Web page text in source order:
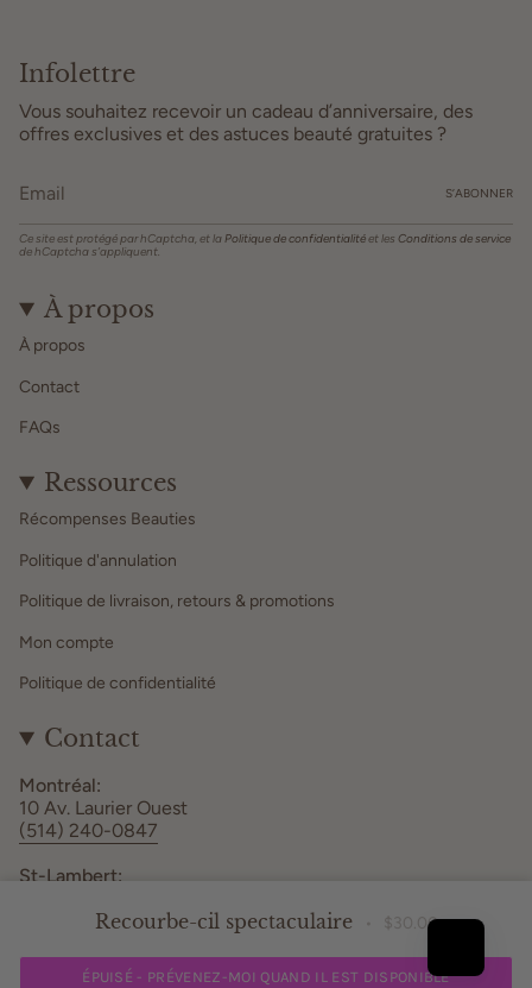
Recourbe-cil spectaculaire $30.00
ÉPUISÉ - PRÉVENEZ-MOI QUAND IL EST DISPONIBLE
Infolettre
Vous souhaitez recevoir un cadeau d’anniversaire, des
offres exclusives et des astuces beauté gratuites ?
S’ABONNER
Ce site est protégé par hCaptcha, et laPolitique de confidentialitéet les Conditions de service
de hCaptcha s’appliquent.
À propos
À propos
Contact
FAQs
Ressources
Récompenses Beauties
Politique d'annulation
Politique de livraison, retours & promotions
Mon compte
Politique de confidentialité
Contact
Montréal:
10 Av. Laurier Ouest
(514) 240-0847
St-Lambert:
(438) 813-1246
Heures d'ouverture